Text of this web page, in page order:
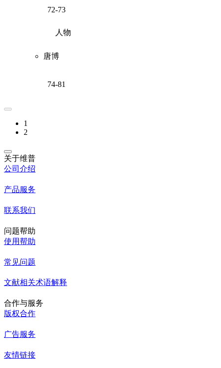
72-73
人物
唐博
74-81
1
2
关于维普
公司介绍
产品服务
联系我们
问题帮助
使用帮助
常见问题
文献相关术语解释
合作与服务
版权合作
广告服务
友情链接